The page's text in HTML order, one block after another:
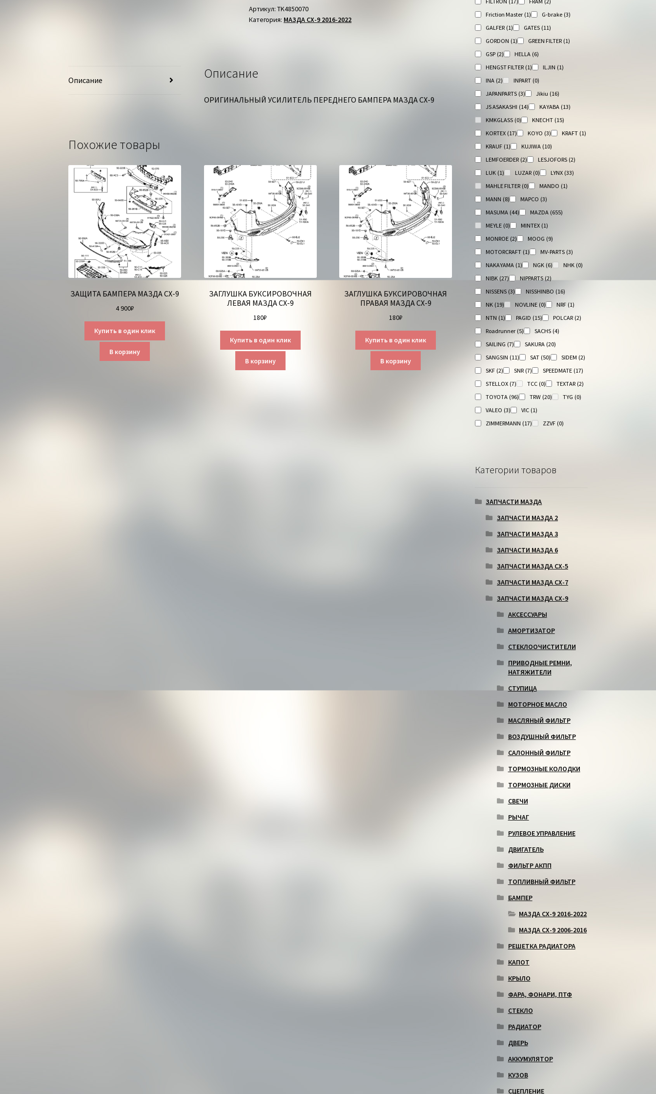
ПЕРЕДНЕГО
МАЗДА
Артикул:TK4850070
Категория: МАЗДА СХ-9 2016-2022
Описание Описание
ОРИГИНАЛЬНЫЙ УСИЛИТЕЛЬ ПЕРЕДНЕГО БАМПЕРА МАЗДА СХ-9
Похожие товары
ЗАЩИТА БАМПЕРА МАЗДА СХ-9
4 900₽
Купить в один клик
В корзину
ЗАГЛУШКА БУКСИРОВОЧНАЯ
ЛЕВАЯ МАЗДА СХ-9
180₽
Купить в один клик
В корзину
ЗАГЛУШКА БУКСИРОВОЧНАЯ
ПРАВАЯ МАЗДА СХ-9
180₽
Купить в один клик
В корзину
Friction Master (1) G-brake (3)
GALFER (1) GATES (11)
GORDON (1) GREEN FILTER (1)
GSP (2) HELLA (6)
HENGST FILTER (1) ILJIN (1)
INA (2) INPART (0)
JAPANPARTS (3) Jikiu (16)
JS ASAKASHI (14) KAYABA (13)
KMKGLASS (0) KNECHT (15)
KORTEX (17) KOYO (3) KRAFT (1)
KRAUF (1) KUJIWA (10)
LEMFOERDER (2) LESJOFORS (2)
LUK (1) LUZAR (0) LYNX (33)
MAHLE FILTER (0) MANDO (1)
MANN (8) MAPCO (3)
MASUMA (44) MAZDA (655)
MEYLE (0) MINTEX (1)
MONROE (2) MOOG (9)
MOTORCRAFT (1) MV-PARTS (3)
NAKAYAMA (1) NGK (6) NHK (0)
NIBK (27) NIPPARTS (2)
NISSENS (3) NISSHINBO (16)
NK (19) NOVLINE (0) NRF (1)
NTN (1) PAGID (15) POLCAR (2)
Roadrunner (5) SACHS (4)
SAILING (7) SAKURA (20)
SANGSIN (11) SAT (50) SIDEM (2)
SKF (2) SNR (7) SPEEDMATE (17)
STELLOX (7) TCC (0) TEXTAR (2)
TOYOTA (96) TRW (20) TYG (0)
VALEO (3) VIC (1)
ZIMMERMANN (17) ZZVF (0)
Категории товаров
ЗАПЧАСТИ МАЗДА
ЗАПЧАСТИ МАЗДА 2
ЗАПЧАСТИ МАЗДА 3
ЗАПЧАСТИ МАЗДА 6
ЗАПЧАСТИ МАЗДА СХ-5
ЗАПЧАСТИ МАЗДА СХ-7
ЗАПЧАСТИ МАЗДА СХ-9
АКСЕССУАРЫ
АМОРТИЗАТОР
СТЕКЛООЧИСТИТЕЛИ
ПРИВОДНЫЕ РЕМНИ,
НАТЯЖИТЕЛИ
СТУПИЦА
МОТОРНОЕ МАСЛО
МАСЛЯНЫЙ ФИЛЬТР
ВОЗДУШНЫЙ ФИЛЬТР
САЛОННЫЙ ФИЛЬТР
ТОРМОЗНЫЕ КОЛОДКИ
ТОРМОЗНЫЕ ДИСКИ
СВЕЧИ
РЫЧАГ
РУЛЕВОЕ УПРАВЛЕНИЕ
ДВИГАТЕЛЬ
ФИЛЬТР АКПП
ТОПЛИВНЫЙ ФИЛЬТР
БАМПЕР
МАЗДА СХ-9 2016-2022
МАЗДА СХ-9 2006-2016
РЕШЕТКА РАДИАТОРА
КАПОТ
КРЫЛО
ФАРА, ФОНАРИ, ПТФ
СТЕКЛО
РАДИАТОР
ДВЕРЬ
АККУМУЛЯТОР
КУЗОВ
СЦЕПЛЕНИЕ